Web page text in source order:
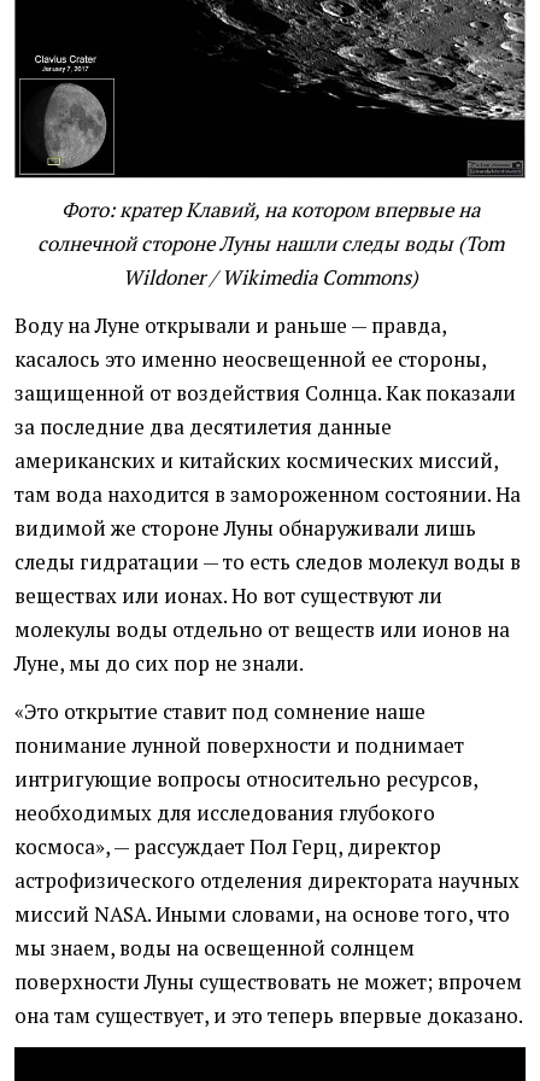
Фото: кратер Клавий, на котором впервые на
солнечной стороне Луны нашли следы воды (Tom
Wildoner / Wikimedia Commons)
Воду на Луне открывали и раньше — правда,
касалось это именно неосвещенной ее стороны,
защищенной от воздействия Солнца. Как показали
за последние два десятилетия данные
американских и китайских космических миссий,
там вода находится в замороженном состоянии. На
видимой же стороне Луны обнаруживали лишь
следы гидратации — то есть следов молекул воды в
веществах или ионах. Но вот существуют ли
молекулы воды отдельно от веществ или ионов на
Луне, мы до сих пор не знали.
«Это открытие ставит под сомнение наше
понимание лунной поверхности и поднимает
интригующие вопросы относительно ресурсов,
необходимых для исследования глубокого
космоса», — рассуждает Пол Герц, директор
астрофизического отделения директората научных
миссий NASA. Иными словами, на основе того, что
мы знаем, воды на освещенной солнцем
поверхности Луны существовать не может; впрочем
она там существует, и это теперь впервые доказано.